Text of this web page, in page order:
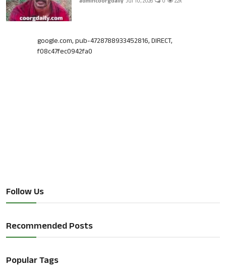
google.com, pub-4728788933452816, DIRECT,
f08c47fec0942fa0
Follow Us
Recommended Posts
Popular Tags